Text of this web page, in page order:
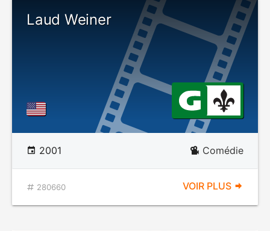
Laud Weiner
2001 Comédie
280660 VOIR PLUS